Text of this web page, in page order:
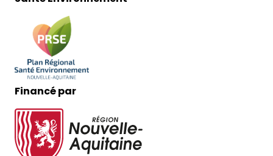
Financé par